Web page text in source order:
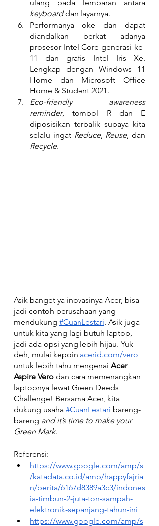
keyboard dan layarnya.
Performanya oke dan dapat
diandalkan berkat adanya
prosesor Intel Core generasi ke-
11 dan grafis Intel Iris Xe.
Lengkap dengan Windows 11
Home dan Microsoft Office
Home & Student 2021.
Eco-friendly awareness
reminder, tombol R dan E
diposisikan terbalik supaya kita
selalu ingat Reduce, Reuse
Recycle.
Asik banget ya inovasinya Acer, bisa
jadi contoh perusahaan yang
mendukung #CuanLestari. Asik juga
untuk kita yang lagi butuh laptop,
jadi ada opsi yang lebih hijau. Yuk
deh, mulai kepoin acerid.com/vero
untuk lebih tahu mengenai Acer
Aspire Vero dan cara memenangkan
laptopnya lewat Green Deeds
Challenge! Bersama Acer, kita
dukung usaha #CuanLestari bareng-
bareng and it’s time to make your
Green Mark.
Referensi:
https://www.google.com/amp/s
/katadata.co.id/amp/happyfajria
n/berita/6167d8389a3c3/indones
ia-timbun-2-juta-ton-sampah-
elektronik-sepanjang-tahun-ini
https://www.google.com/amp/s